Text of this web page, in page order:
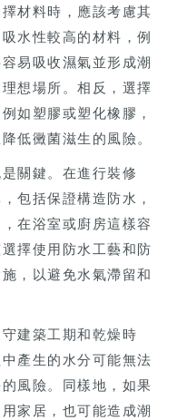
材料時，應該考慮其
水性較高的材料，例
易吸收濕氣並形成潮
想場所。相反，選擇
如塑膠或塑化橡膠，
低黴菌滋生的風險。
關鍵。在進行裝修
包括保證構造防水，
在浴室或廚房這樣容
擇使用防水工藝和防
，以避免水氣滯留和
建築工期和乾燥時
產生的水分可能無法
風險。同樣地，如果
家居，也可能造成潮